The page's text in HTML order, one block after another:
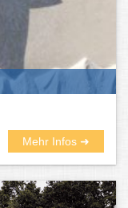
Mehr Infos ➜